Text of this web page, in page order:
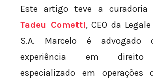
Este artigo teve a curadoria
Tadeu Cometti, CEO da
S.A. Marcelo é advogado
experiência em direito
especializado em operações